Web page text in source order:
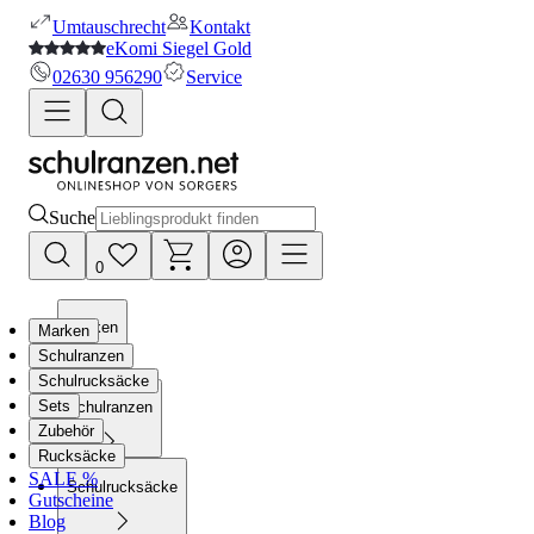
Umtauschrecht
Kontakt
eKomi Siegel Gold
02630 956290
Service
Suche
0
Marken
Schulranzen
Schulrucksäcke
Marken
Schulranzen
Schulrucksäcke
Sets
Zubehör
Rucksäcke
SALE %
Gutscheine
Blog